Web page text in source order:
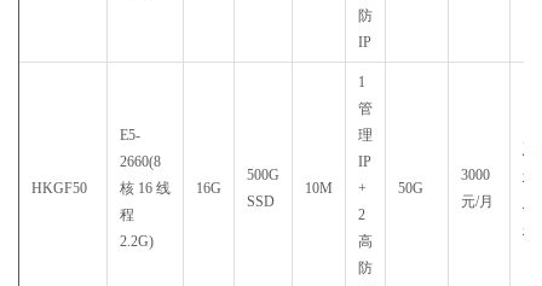
防
IP
HKGF50
E5-
2660(8
核16线
程
2.2G)
16G
500G
SSD
10M
1
管
理
IP
+
2
高
防
50G
3000
元/月
直
达
买